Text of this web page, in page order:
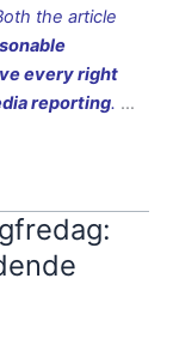
the article
every right
reporting. …